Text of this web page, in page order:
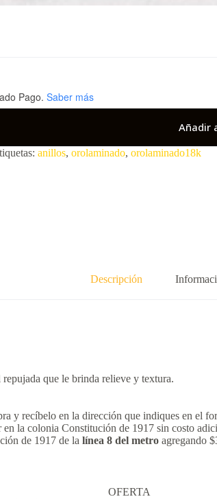
Pago. Saber más
Añadir
anillos, orolaminado, orolaminado18k
Descripción
que le brinda relieve y textura.
y recíbelo en la dirección que indiques en
en la colonia Constitución de 1917 sin costo
de 1917 de la línea 8 del metro agregando
OFERTA